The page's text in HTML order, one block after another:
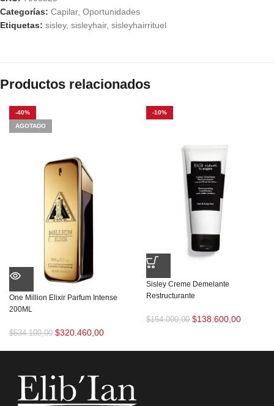
Categorías: Capilar, Oportunidades
Etiquetas: sisley, sisleyhair, sisleyhairrituel
Productos relacionados
-40%
AGOTADO
One Million Elixir Parfum Intense
200ML
$534.100,00 $320.460,00
-10%
Sisley Creme Demelante
Restructurante
$154.000,00 $138.600,00